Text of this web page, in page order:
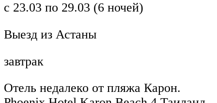
с 23.03 по 29.03 (6 ночей)
Выезд из Астаны
завтрак
Отель недалеко от пляжа Карон.